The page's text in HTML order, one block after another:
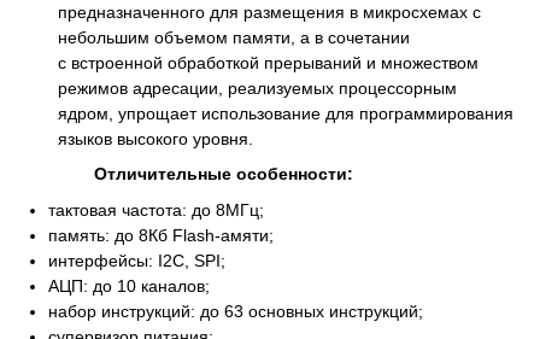
предназначенного для размещения в микросхемах с
небольшим объемом памяти, а в сочетании
с встроенной обработкой прерываний и множеством
режимов адресации, реализуемых процессорным
ядром, упрощает использование для программирования
языков высокого уровня.
Отличительные особенности:
тактовая частота: до 8МГц;
память: до 8Кб Flash-амяти;
интерфейсы: I2C, SPI;
АЦП: до 10 каналов;
набор инструкций: до 63 основных инструкций;